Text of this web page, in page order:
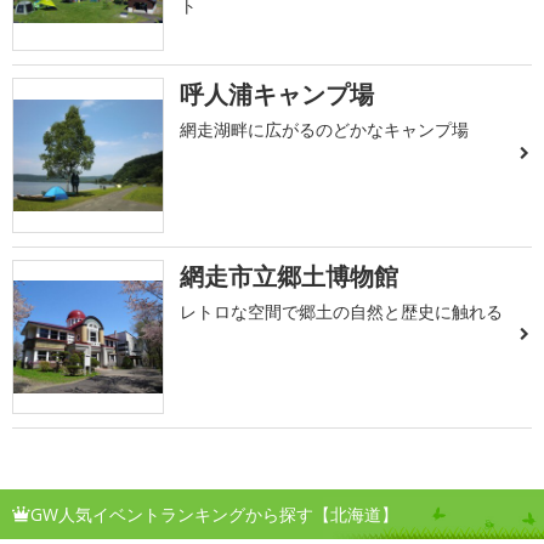
ト
呼人浦キャンプ場
網走湖畔に広がるのどかなキャンプ場
網走市立郷土博物館
レトロな空間で郷土の自然と歴史に触れる
GW人気イベントランキングから探す【北海道】